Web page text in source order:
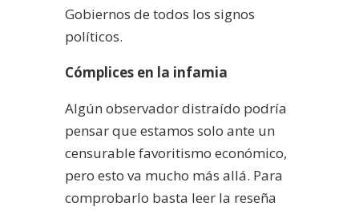
Gobiernos de todos los signos
políticos.
Cómplices en la infamia
Algún observador distraído podría
pensar que estamos solo ante un
censurable favoritismo económico,
pero esto va mucho más allá. Para
comprobarlo basta leer la reseña